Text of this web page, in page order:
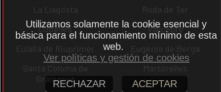
La Llagosta
Roda de Ter
Cubelles
Vallcebre
Eulàlia de Riuprimer
Eugènia de Berga
Santa Coloma de
Gramenet
Martorelles
Utilizamos solamente la cookie esencial y
básica para el funcionamiento mínimo de esta
web.
Ver políticas y gestión de cookies
RECHAZAR ACEPTAR